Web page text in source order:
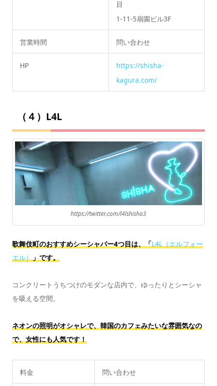
目
1-11-5扇園ビル3F
営業時間 問い合わせ
HP
https://shisha-
kagura.com/
（４）L4L
https://twitter.com/l4lshisha3
歌舞伎町のおすすめシーシャバー4つ目は、「L4L（エルフォー
エル）」です。
コンクリートうちつけのモダンな店内で、ゆったりとシーシャ
を吸える空間。
ネオンの照明がオシャレで、韓国のカフェみたいな雰囲気なの
で、女性にも人気です！
料金 問い合わせ